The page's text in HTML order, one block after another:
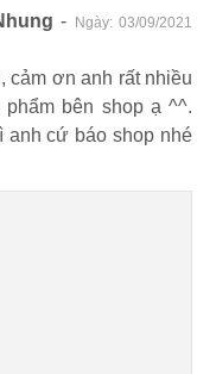
- Ngày:03/09/2021
cảm ơn anh rất nhiều
bên shop ạ ^^.
anh cứ báo shop nhé